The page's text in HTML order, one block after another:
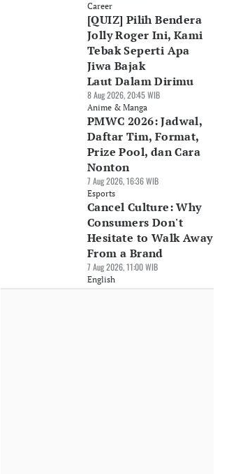
Career
[QUIZ] Pilih Bendera
Jolly Roger Ini, Kami
Tebak Seperti Apa
Jiwa Bajak
Laut Dalam Dirimu
8 Aug 2026, 20:45 WIB
Anime & Manga
PMWC 2026: Jadwal,
Daftar Tim, Format,
Prize Pool, dan Cara
Nonton
7 Aug 2026, 16:36 WIB
Esports
Cancel Culture: Why
Consumers Don't
Hesitate to Walk Away
From a Brand
7 Aug 2026, 11:00 WIB
English